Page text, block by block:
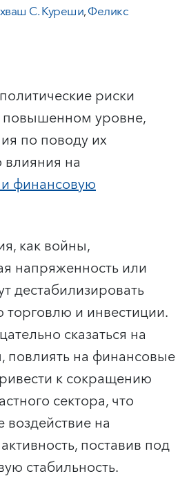
С. Куреши,Феликс
риски
повышенном уровне,
по поводу их
влияния на
финансовую
как войны,
напряженность или
дестабилизировать
торговлю и инвестиции.
сказаться на
повлиять на финансовые
к сокращению
сектора, что
воздействие на
поставив под
стабильность.